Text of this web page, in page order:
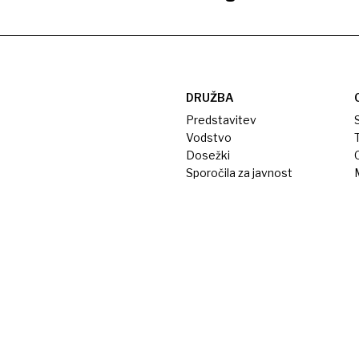
DRUŽBA
Predstavitev
Vodstvo
Dosežki
Sporočila za javnost